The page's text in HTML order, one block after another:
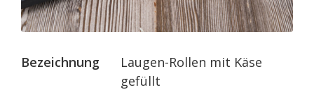
Bezeichnung
Laugen-Rollen mit Käse
gefüllt